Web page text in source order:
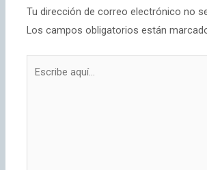
Tu dirección de correo electrónico no
Los campos obligatorios están